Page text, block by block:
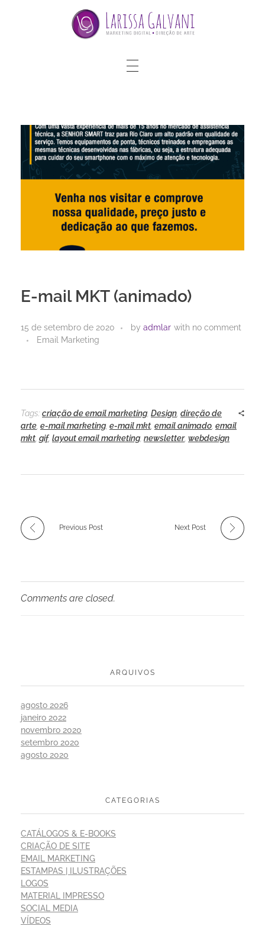
E-mail MKT (animado)
15 de setembro de 2020 by admlar with no comment
Email Marketing
Tags: criação de email marketing, Design, direção de
arte, e-mail marketing, e-mail mkt, email animado, email
mkt, gif, layout email marketing, newsletter, webdesign
Previous Post Next Post
Comments are closed.
ARQUIVOS
agosto 2026
janeiro 2022
novembro 2020
setembro 2020
agosto 2020
CATEGORIAS
CATÁLOGOS & E-BOOKS
CRIAÇÃO DE SITE
EMAIL MARKETING
ESTAMPAS | ILUSTRAÇÕES
LOGOS
MATERIAL IMPRESSO
SOCIAL MEDIA
VÍDEOS